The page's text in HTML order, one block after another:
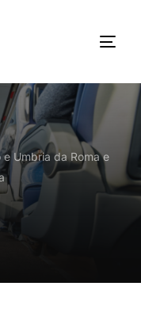
Umbria da Roma e